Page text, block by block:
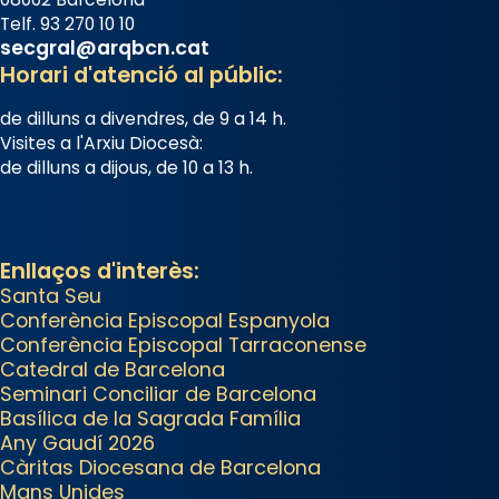
reivindicarà les relíquies fins que
les aconseguirà el 1772. L’ofici que
es canta a la “Missa de les
Santes” (“Missa de Glòria”) fou
composta el 1848 per Mn.
Manuel Blanch, amb aire
orquestra i cor, i té una duració
aproximada de tres hores.
Després, processó (recuperada
el 1972) al voltant del temple
amb les relíquies de les santes.
Des de 1985 hi participa també
un grup de diablesses amb
música i ball propis. Festa gran a
Telf. 93 270 10 10
secgral@arqbcn.cat
Horari d'atenció al públic:
de dilluns a divendres, de 9 a 14 h.
Visites a l'Arxiu Diocesà:
de dilluns a dijous, de 10 a 13 h.
Enllaços d'interès:
Santa Seu
Conferència Episcopal Espanyola
Conferència Episcopal Tarraconense
Catedral de Barcelona
Seminari Conciliar de Barcelona
Basílica de la Sagrada Família
Any Gaudí 2026
Càritas Diocesana de Barcelona
Mans Unides